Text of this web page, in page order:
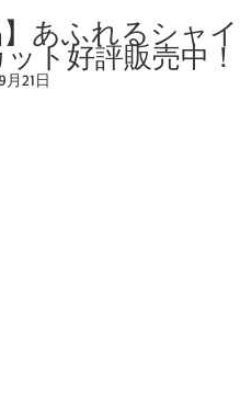
】あふれるシャイ
ト好評販売中！
月21日